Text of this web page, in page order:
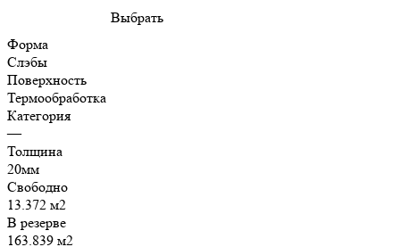
Выбрать
Форма
Слэбы
Поверхность
Термообработка
Категория
—
Толщина
20мм
Свободно
13.372 м2
В резерве
163.839 м2